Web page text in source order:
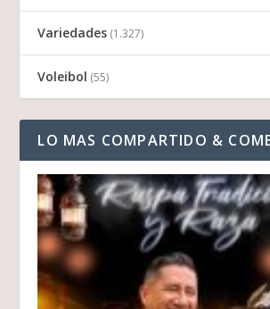
Variedades (1.327)
Voleibol (55)
LO MAS COMPARTIDO &